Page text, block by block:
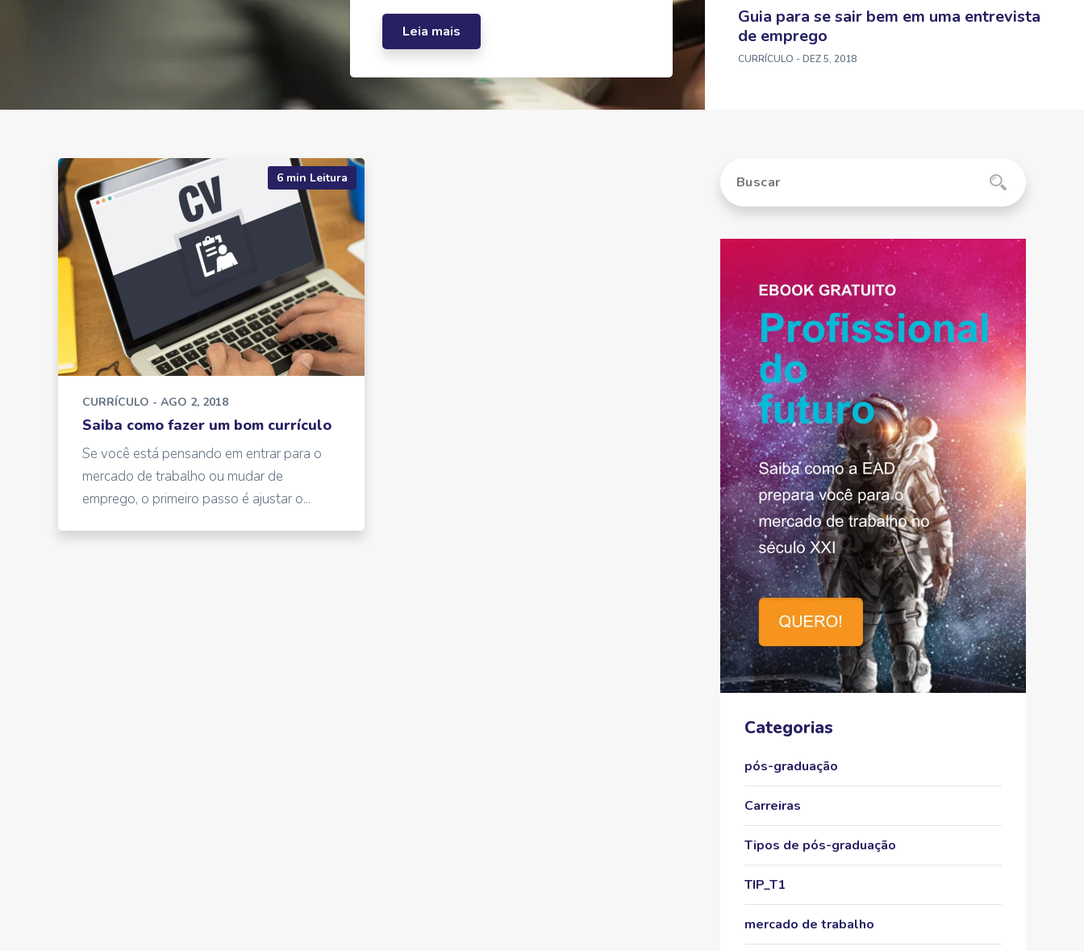
Leia mais
Guia para se sair bem em uma entrevista
de emprego
CURRÍCULO - DEZ 5, 2018
6 min Leitura
CURRÍCULO - AGO 2, 2018
Saiba como fazer um bom currículo
Se você está pensando em entrar para o
mercado de trabalho ou mudar de
emprego, o primeiro passo é ajustar o...
Categorias
pós-graduação
Carreiras
Tipos de pós-graduação
TIP_T1
mercado de trabalho